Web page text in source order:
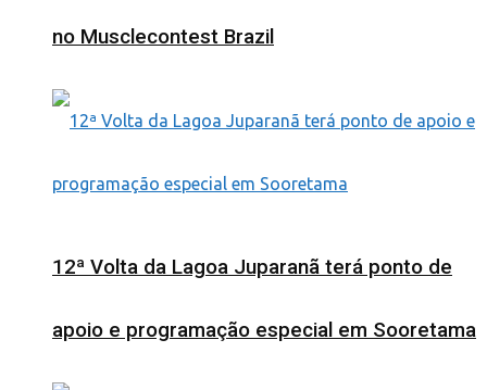
no Musclecontest Brazil
12ª Volta da Lagoa Juparanã terá ponto de
apoio e programação especial em Sooretama